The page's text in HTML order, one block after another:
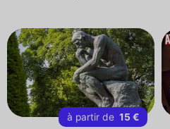
à partir de 15 €